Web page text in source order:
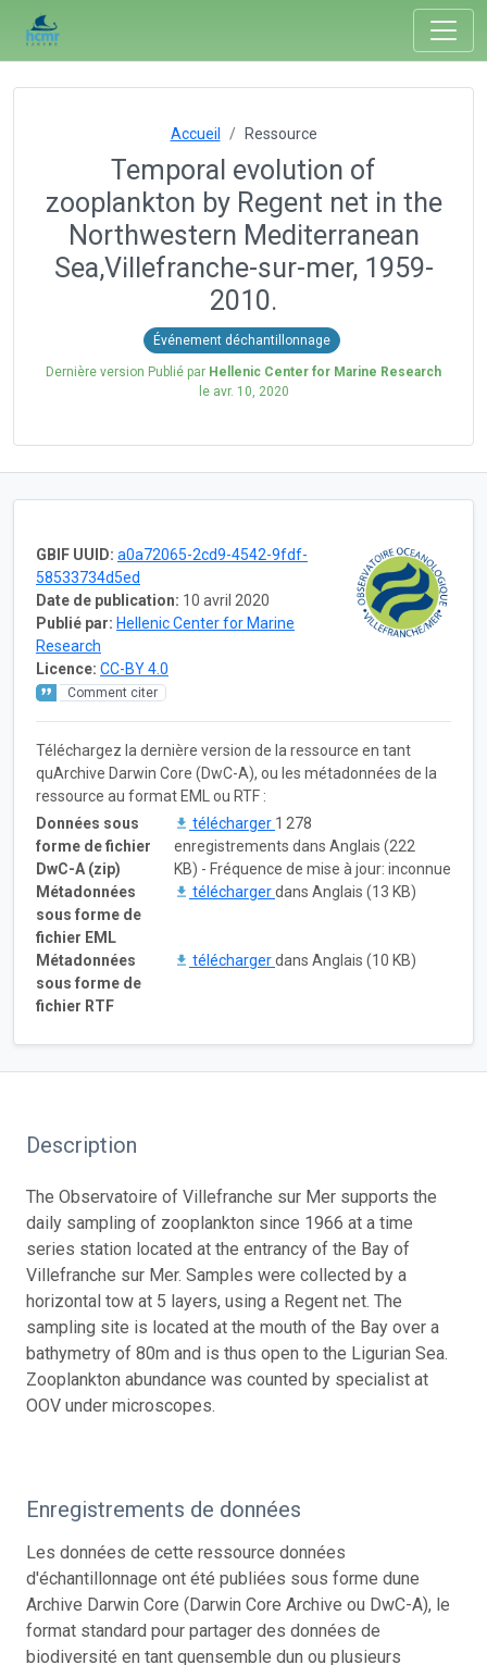
Accueil Ressource
Temporal evolution of
zooplankton by Regent net in the
Northwestern Mediterranean
Sea,Villefranche-sur-mer, 1959-
2010.
Événement déchantillonnage
Dernière version Publié par Hellenic Center for Marine Research
le avr. 10, 2020
GBIF UUID: a0a72065-2cd9-4542-9fdf-
58533734d5ed
Date de publication: 10 avril 2020
Publié par: Hellenic Center for Marine
Research
Licence: CC-BY 4.0
Comment citer
Téléchargez la dernière version de la ressource en tant
quArchive Darwin Core (DwC-A), ou les métadonnées de la
ressource au format EML ou RTF :
Données sous
forme de fichier
DwC-A (zip)
télécharger 1 278
enregistrements dans Anglais (222
KB) - Fréquence de mise à jour: inconnue
Métadonnées
sous forme de
fichier EML
téléchargerdans Anglais (13 KB)
Métadonnées
sous forme de
fichier RTF
téléchargerdans Anglais (10 KB)
Description
The Observatoire of Villefranche sur Mer supports the
daily sampling of zooplankton since 1966 at a time
series station located at the entrancy of the Bay of
Villefranche sur Mer. Samples were collected by a
horizontal tow at 5 layers, using a Regent net. The
sampling site is located at the mouth of the Bay over a
bathymetry of 80m and is thus open to the Ligurian Sea.
Zooplankton abundance was counted by specialist at
OOV under microscopes.
Enregistrements de données
Les données de cette ressource données
d'échantillonnage ont été publiées sous forme dune
Archive Darwin Core (Darwin Core Archive ou DwC-A), le
format standard pour partager des données de
biodiversité en tant quensemble dun ou plusieurs